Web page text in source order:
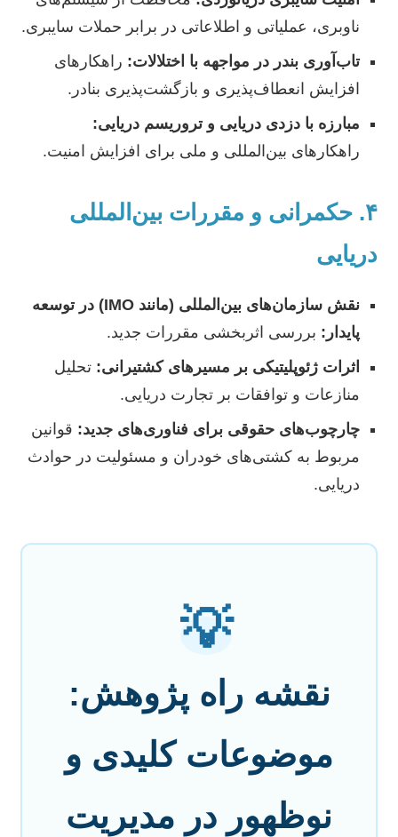
ناوبری، عملیاتی و اطلاعاتی در برابر حملات سایبری.
تاب‌آوری بندر در مواجهه با اختلالات: راهکارهای
افزایش انعطاف‌پذیری و بازگشت‌پذیری بنادر.
مبارزه با دزدی دریایی و تروریسم دریایی:
راهکارهای بین‌المللی و ملی برای افزایش امنیت.
۴. حکمرانی و مقررات بین‌المللی
دریایی
نقش سازمان‌های بین‌المللی (مانند IMO) در توسعه
پایدار: بررسی اثربخشی مقررات جدید.
اثرات ژئوپلیتیکی بر مسیرهای کشتیرانی: تحلیل
منازعات و توافقات بر تجارت دریایی.
چارچوب‌های حقوقی برای فناوری‌های جدید: قوانین
مربوط به کشتی‌های خودران و مسئولیت در حوادث
دریایی.
💡
نقشه راه پژوهش:
موضوعات کلیدی و
نوظهور در مدیریت